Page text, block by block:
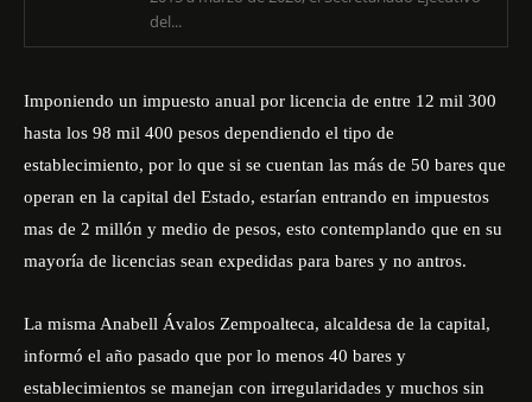
del...
Imponiendo un impuesto anual por licencia de entre 12 mil 300
hasta los 98 mil 400 pesos dependiendo el tipo de
establecimiento, por lo que si se cuentan las más de 50 bares que
operan en la capital del Estado, estarían entrando en impuestos
mas de 2 millón y medio de pesos, esto contemplando que en su
mayoría de licencias sean expedidas para bares y no antros.
La misma Anabell Ávalos Zempoalteca, alcaldesa de la capital,
informó el año pasado que por lo menos 40 bares y
establecimientos se manejan con irregularidades y muchos sin